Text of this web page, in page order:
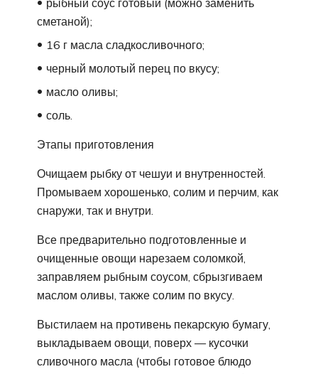
сметаной);
16 г масла сладкосливочного;
черный молотый перец по вкусу;
масло оливы;
соль.
Этапы приготовления
Очищаем рыбку от чешуи и внутренностей.
Промываем хорошенько, солим и перчим, как
снаружи, так и внутри.
Все предварительно подготовленные и
очищенные овощи нарезаем соломкой,
заправляем рыбным соусом, сбрызгиваем
маслом оливы, также солим по вкусу.
Выстилаем на противень пекарскую бумагу,
выкладываем овощи, поверх — кусочки
сливочного масла (чтобы готовое блюдо